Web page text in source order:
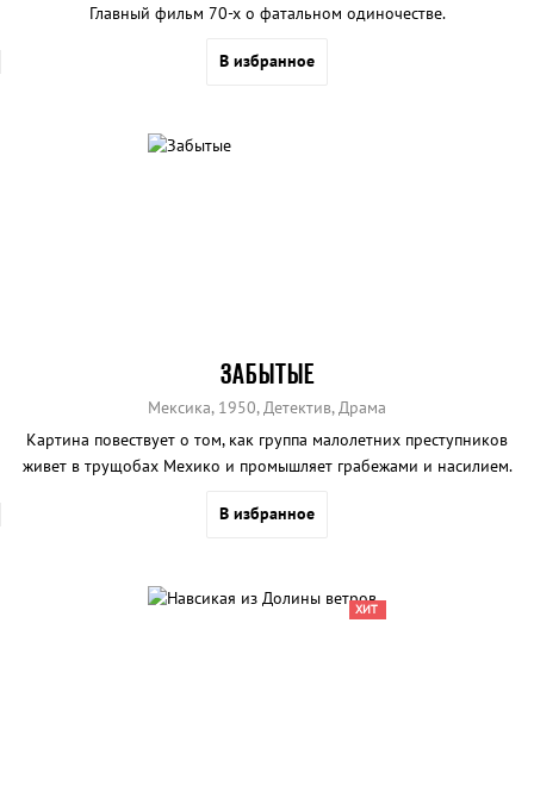
Главный фильм 70-х о фатальном одиночестве.
В избранное
ЗАБЫТЫЕ
Мексика, 1950, Детектив, Драма
Картина повествует о том, как группа малолетних преступников
живет в трущобах Мехико и промышляет грабежами и насилием.
В избранное
ХИТ